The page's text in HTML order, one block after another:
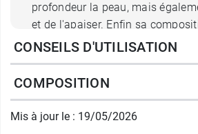
profondeur la peau, mais
et de l'apaiser. Enfin sa
complétée par de l'extrait de
régénérer les cellules
Caractéristiques du
CONSEILS D'UTILISATION
COMPOSITION
Mis à jour le : 19/05/2026